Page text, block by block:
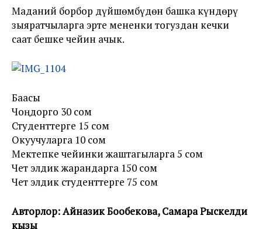
Маданий борбор дүйшөмбүдөн башка күндөрү
зыяратчыларга эрте мененки тогуздан кечки
саат бешке чейин ачык.
Баасы
Чоңдорго 30 сом
Студенттерге 15 сом
Окуучуларга 10 сом
Мектепке чейинки жаштагыларга 5 сом
Чет элдик жарандарга 150 сом
Чет элдик студенттерге 75 сом
Авторлор: Айназик Бообекова, Самара Рыскелди
кызы